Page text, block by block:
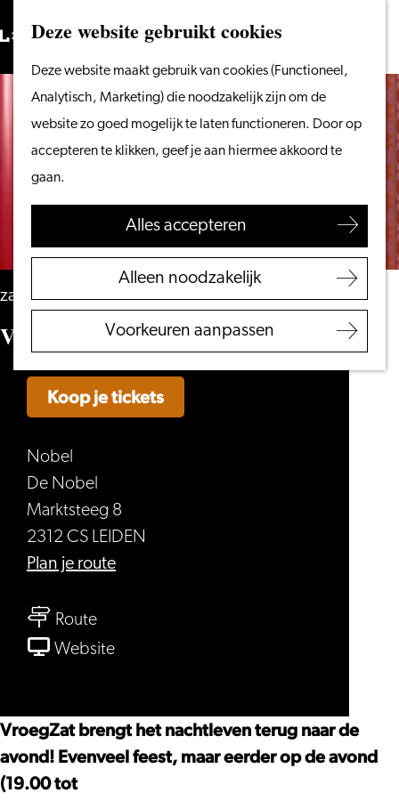
Deze website gebruikt cookies
Deze website maakt gebruik van cookies (Functioneel,
Analytisch, Marketing) die noodzakelijk zijn om de
website zo goed mogelijk te laten functioneren. Door op
accepteren te klikken, geef je aan hiermee akkoord te
gaan.
Alles accepteren
Alleen noodzakelijk
Voorkeuren aanpassen
Ga
naar
de
homepage
Menu
ZoekenVanaf het water
wandelen
Winkelen
Eten & drinken
Met kinderen
VVV Leiden
Bereikbaarheid
Regio Leiden
Zoeken
zaterdag 12 september
VroegZat
Nobel
De Nobel
Marktsteeg 8
2312 CS LEIDEN
Plan je routenaar
Routenaar
VroegZat
Websitevan
Koop je tickets
VroegZat brengt het nachtleven terug naar de
avond! Evenveel feest, maar eerder op de avond
(19.00 tot